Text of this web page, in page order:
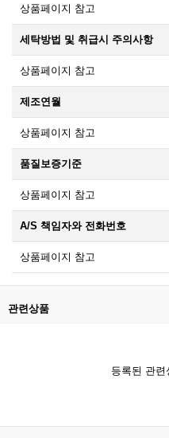
상품페이지 참고
세탁방법 및 취급시 주의사항
상품페이지 참고
제조연월
상품페이지 참고
품질보증기준
상품페이지 참고
A/S 책임자와 전화번호
상품페이지 참고
관련상품
등록된 관련